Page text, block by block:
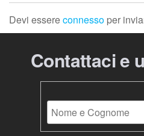
Devi essereconnesso per
Contattaci e